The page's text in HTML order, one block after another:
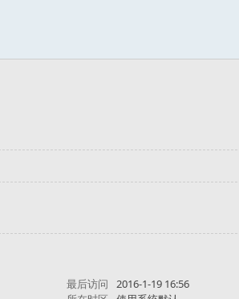
最后访问
2016-1-19 16:56